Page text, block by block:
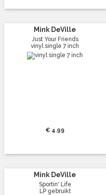
Mink DeVille
Just Your Friends
vinyl single 7 inch
€ 4.99
Mink DeVille
Sportin' Life
LP gebruikt